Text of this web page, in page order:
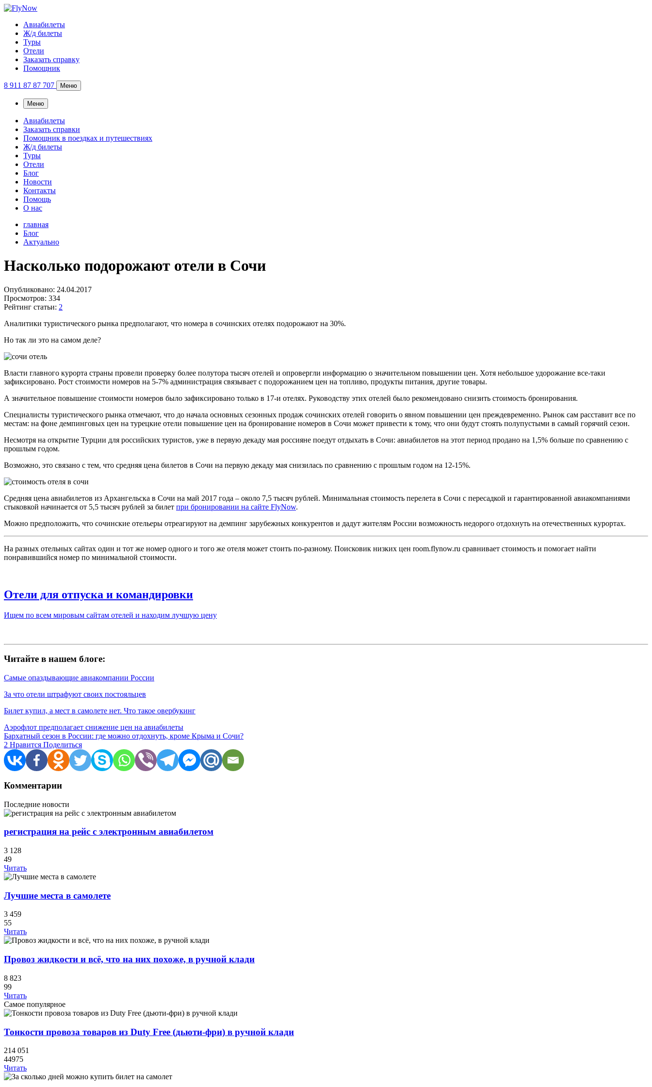
Авиабилеты
Ж/д билеты
Туры
Отели
Заказать справку
Помощник
8 911 87 87 707 Меню
Меню
Авиабилеты
Заказать справки
Помощник в поездках и путешествиях
Ж/д билеты
Туры
Отели
Блог
Новости
Контакты
Помощь
О нас
главная
Блог
Актуально
Насколько подорожают отели в Сочи
Опубликовано: 24.04.2017
Просмотров: 334
Рейтинг статьи: 2
Аналитики туристического рынка предполагают, что номера в сочинских отелях подорожают на 30%.
Но так ли это на самом деле?
Власти главного курорта страны провели проверку более полутора тысяч отелей и опровергли информацию о значительном повышении цен. Хотя небольшое удорожание все-таки
зафиксировано. Рост стоимости номеров на 5-7% администрация связывает с подорожанием цен на топливо, продукты питания, другие товары.
А значительное повышение стоимости номеров было зафиксировано только в 17-и отелях. Руководству этих отелей было рекомендовано снизить стоимость бронирования.
Специалисты туристического рынка отмечают, что до начала основных сезонных продаж сочинских отелей говорить о явном повышении цен преждевременно. Рынок сам расставит все по
местам: на фоне демпинговых цен на турецкие отели повышение цен на бронирование номеров в Сочи может привести к тому, что они будут стоять полупустыми в самый горячий сезон.
Несмотря на открытие Турции для российских туристов, уже в первую декаду мая россияне поедут отдыхать в Сочи: авиабилетов на этот период продано на 1,5% больше по сравнению с
прошлым годом.
Возможно, это связано с тем, что средняя цена билетов в Сочи на первую декаду мая снизилась по сравнению с прошлым годом на 12-15%.
Средняя цена авиабилетов из Архангельска в Сочи на май 2017 года – около 7,5 тысяч рублей. Минимальная стоимость перелета в Сочи с пересадкой и гарантированной авиакомпаниями
стыковкой начинается от 5,5 тысяч рублей за билет при бронировании на сайте FlyNow.
Можно предположить, что сочинские отельеры отреагируют на демпинг зарубежных конкурентов и дадут жителям России возможность недорого отдохнуть на отечественных курортах.
На разных отельных сайтах один и тот же номер одного и того же отеля может стоить по-разному. Поисковик низких цен room.flynow.ru сравнивает стоимость и помогает найти
понравившийся номер по минимальной стоимости.
Отели для отпуска и командировки
Ищем по всем мировым сайтам отелей и находим лучшую цену
Читайте в нашем блоге:
Самые опаздывающие авиакомпании России
За что отели штрафуют своих постояльцев
Билет купил, а мест в самолете нет. Что такое овербукинг
Аэрофлот предполагает снижение цен на авиабилеты
Бархатный сезон в России: где можно отдохнуть, кроме Крыма и Сочи?
2 Нравится Поделиться
Комментарии
Последние новости
регистрация на рейс с электронным авиабилетом
3 128
49
Читать
Лучшие места в самолете
3 459
55
Читать
Провоз жидкости и всё, что на них похоже, в ручной клади
8 823
99
Читать
Самое популярное
Тонкости провоза товаров из Duty Free (дьюти-фри) в ручной клади
214 051
44975
Читать